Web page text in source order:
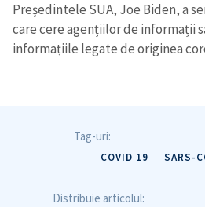
Președintele SUA, Joe Biden, a
care cere agențiilor de informații
informațiile legate de originea
Tag-uri:
COVID 19 SARS-
Distribuie articolul: